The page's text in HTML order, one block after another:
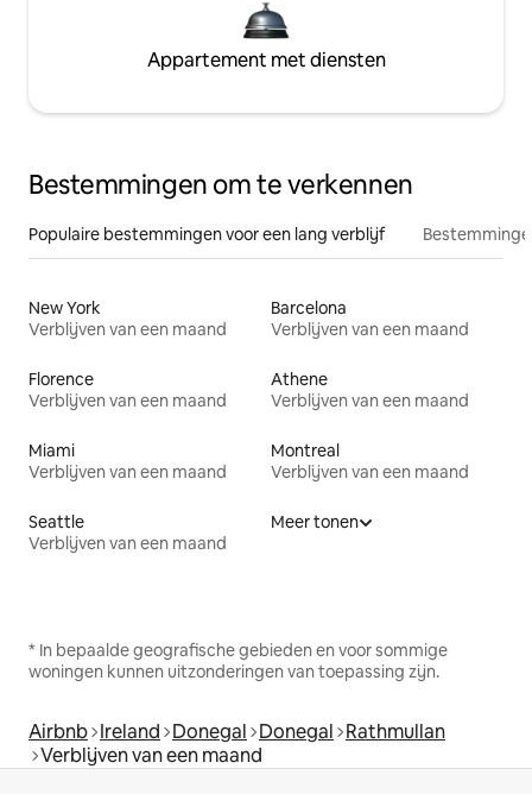
Appartement met diensten
Bestemmingen om te verkennen
Populaire bestemmingen voor een lang verblijf
New York
Verblijven van een maand
Barcelona
Verblijven van een maand
Florence
Verblijven van een maand
Athene
Verblijven van een maand
Miami
Verblijven van een maand
Montreal
Verblijven van een maand
Seattle
Verblijven van een maand
Meer tonen
* In bepaalde geografische gebieden en voor sommige
woningen kunnen uitzonderingen van toepassing zijn.
Airbnb Ireland Donegal Donegal Rathmullan
Verblijven van een maand